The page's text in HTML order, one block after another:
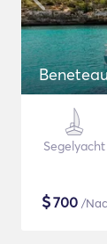
Segelyacht
$700 /